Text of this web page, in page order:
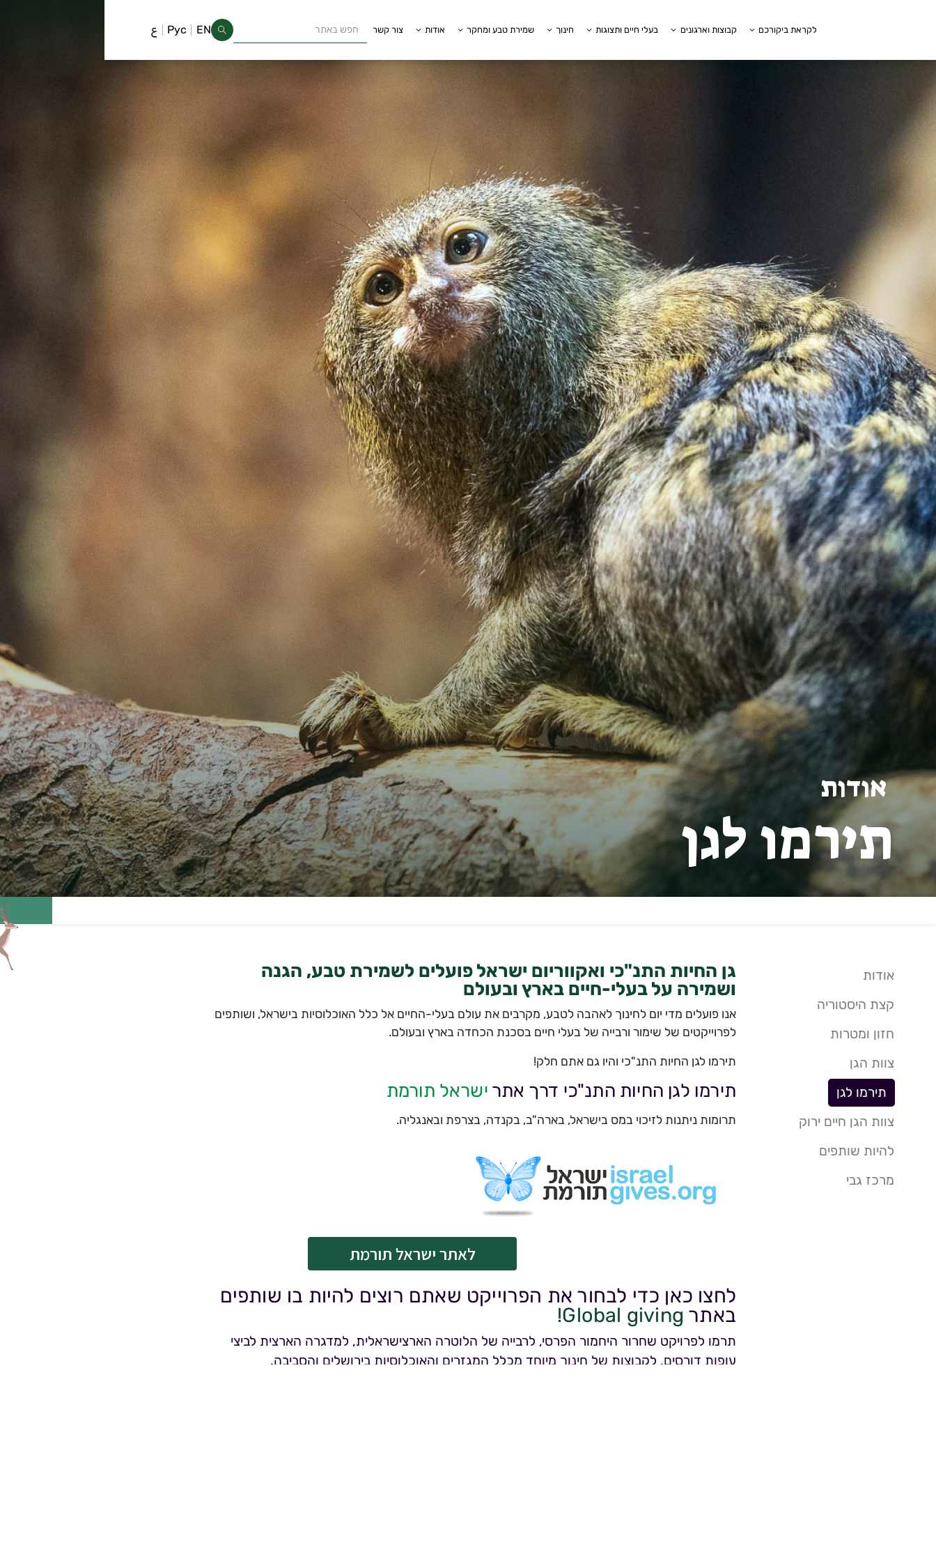
לקראת ביקורכם קבוצות וארגונים בעלי חיים ותצוגות חינוך שמירת טבע ומחקר אודות צור קשר EN
Рус ع
אודות
תירמו לגן
אודות
קצת היסטוריה
חזון ומטרות
צוות הגן
תירמו לגן
צוות הגן חיים ירוק
להיות שותפים
מרכז גבי
גן החיות התנ"כי ואקווריום ישראל פועלים לשמירת טבע, הגנה
ושמירה על בעלי-חיים בארץ ובעולם
אנו פועלים מדי יום לחינוך לאהבה לטבע, מקרבים את עולם בעלי-החיים אל כלל האוכלוסיות בישראל, ושותפים
לפרוייקטים של שימור ורבייה של בעלי חיים בסכנת הכחדה בארץ ובעולם.
תירמו לגן החיות התנ"כי והיו גם אתם חלק!
תירמו לגן החיות התנ"כי דרך אתר ישראל תורמת
תרומות ניתנות לזיכוי במס בישראל, בארה"ב, בקנדה, בצרפת ובאנגליה.
לאתר ישראל תורמת
לחצו כאן כדי לבחור את הפרוייקט שאתם רוצים להיות בו שותפים
באתר Global giving!
תרמו לפרויקט שחרור היחמור הפרסי, לרבייה של הלוטרה הארצישראלית, למדגרה הארצית לביצי
עופות דורסים, לקבוצות של חינוך מיוחד מכלל המגזרים והאוכלוסיות בירושלים והסביבה.